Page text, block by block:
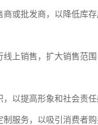
或批发商，以降低库
上销售，扩大销售范
以提高形象和社会责任
服务，以吸引消费者